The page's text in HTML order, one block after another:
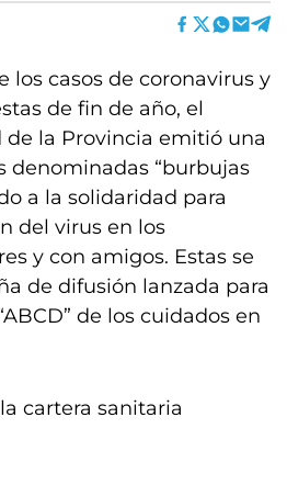
los casos de coronavirus y
de fin de año, el
de la Provincia emitió una
denominadas “burbujas
a la solidaridad para
del virus en los
y con amigos. Estas se
de difusión lanzada para
de los cuidados en
cartera sanitaria